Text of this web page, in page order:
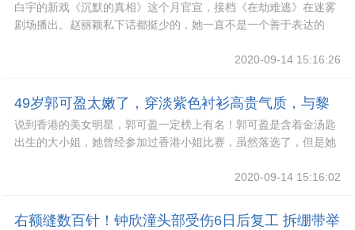
于朦胧
白宇的新戏《沉默的真相》这个月官宣，接档《在劫难逃》在迷雾
剧场播出。赵丽颖私下话都挺少的，她一直不是一个善于表达的
2020-09-14 15:16:26
49岁郭可盈太嫩了，穿淡紫色衬衫高贵气质，与黎
姿同框也很美
说到香港的美女明星，郭可盈一定榜上有名！郭可盈是含着金汤匙
出生的大小姐，她曾经参加过香港小姐比赛，虽然落选了，但是她
2020-09-14 15:16:02
右额缝数百针！钟欣潼头部受伤6日后复工 拆绷带举